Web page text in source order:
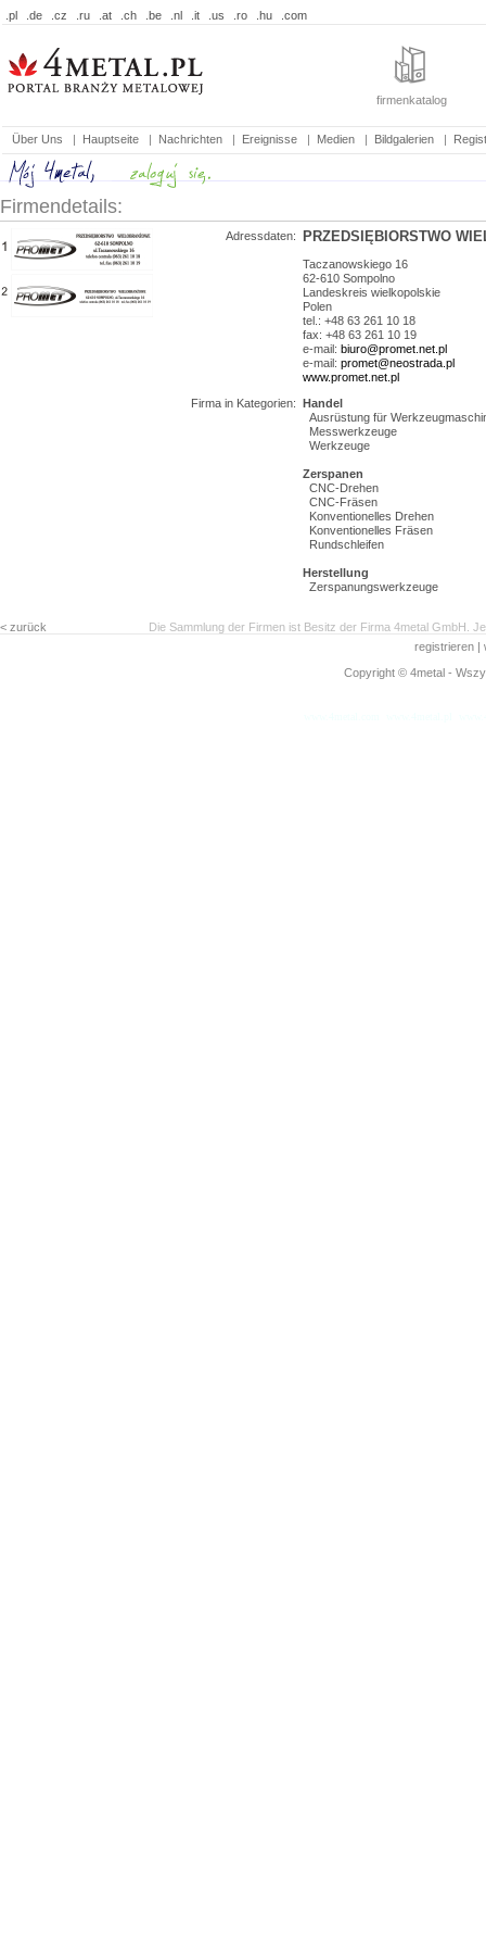
.pl .de .cz .ru .at .ch .be .nl .it .us .ro .hu .com
firmenkatalog
Über Uns | Hauptseite | Nachrichten | Ereignisse | Medien | Bildgalerien |
Firmendetails:
Adressdaten: PRZEDSIĘBIORSTWO
Taczanowskiego 16
62-610 Sompolno
Landeskreis wielkopolskie
Polen
tel.: +48 63 261 10 18
fax: +48 63 261 10 19
e-mail: biuro@promet.net.pl
e-mail: promet@neostrada.pl
www.promet.net.pl
Firma in Kategorien: Handel
Ausrüstung für
Messwerkzeuge
Werkzeuge
Zerspanen
CNC-Drehen
CNC-Fräsen
Konventionelles Drehen
Konventionelles Fräsen
Rundschleifen
Herstellung
Zerspanungswerkzeuge
< zurück
Die Sammlung der Firmen ist Besitz der Firma 4metal GmbH.
registrieren |
Copyright © 4metal -